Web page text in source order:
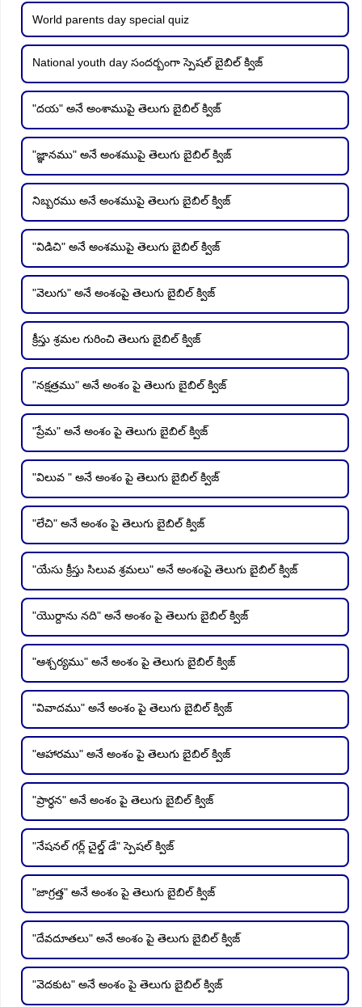
World parents day special quiz
National youth day సందర్బంగా స్పెషల్ బైబిల్ క్విజ్
"దయ" అనే అంశాముపై తెలుగు బైబిల్ క్విజ్
"జ్ఞానము" అనే అంశముపై తెలుగు బైబిల్ క్విజ్
నిబ్బరము అనే అంశముపై తెలుగు బైబిల్ క్విజ్
"విడిచి" అనే అంశముపై తెలుగు బైబిల్ క్విజ్
"వెలుగు" అనే అంశంపై తెలుగు బైబిల్ క్విజ్
క్రీస్తు శ్రమల గురించి తెలుగు బైబిల్ క్విజ్
"నక్షత్రము" అనే అంశం పై తెలుగు బైబిల్ క్విజ్
"ప్రేమ" అనే అంశం పై తెలుగు బైబిల్ క్విజ్
"విలువ " అనే అంశం పై తెలుగు బైబిల్ క్విజ్
"లేచి" అనే అంశం పై తెలుగు బైబిల్ క్విజ్
"యేసు క్రీస్తు సిలువ శ్రమలు" అనే అంశంపై తెలుగు బైబిల్ క్విజ్
"యొర్దాను నది" అనే అంశం పై తెలుగు బైబిల్ క్విజ్
"ఆశ్చర్యము" అనే అంశం పై తెలుగు బైబిల్ క్విజ్
"వివాదము" అనే అంశం పై తెలుగు బైబిల్ క్విజ్
"ఆహారము" అనే అంశం పై తెలుగు బైబిల్ క్విజ్
"ప్రార్ధన" అనే అంశం పై తెలుగు బైబిల్ క్విజ్
"నేషనల్ గర్ల్ చైల్డ్ డే" స్పెషల్ క్విజ్
"జాగ్రత్త" అనే అంశం పై తెలుగు బైబిల్ క్విజ్
"దేవదూతలు" అనే అంశం పై తెలుగు బైబిల్ క్విజ్
"వెదకుట" అనే అంశం పై తెలుగు బైబిల్ క్విజ్